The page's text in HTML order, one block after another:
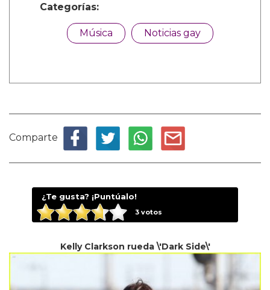
Categorías:
Música Noticias gay
Comparte
¿Te gusta? ¡Puntúalo!
3votos
Kelly Clarkson rueda \'Dark Side\'